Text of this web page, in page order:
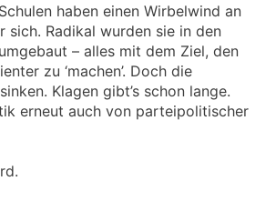
haben einen Wirbelwind an
sich. Radikal wurden sie in den
– alles mit dem Ziel, den
zu ‘machen’. Doch die
Klagen gibt’s schon lange.
erneut auch von parteipolitischer